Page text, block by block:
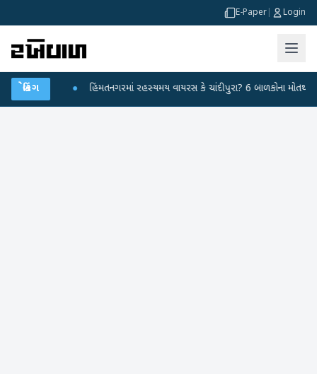
E-Paper Login
બ્રેકિંગ
કર્યા હિંમતનગરમાં રહસ્યમય વાયરસ કે ચાંદીપુરા? 6 બાળકોના મોતથી ફફડાટ